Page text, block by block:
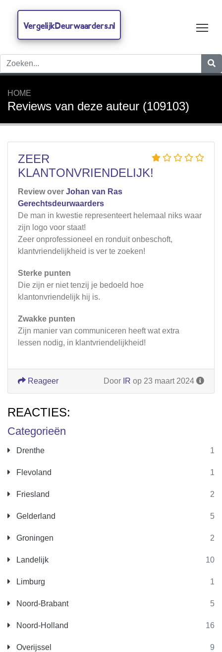
VergelijkDeurwaarders.nl
HOME
Reviews van deze auteur (109103)
Categorieën
Drenthe 1
Flevoland 1
Friesland 2
Gelderland 5
Groningen 2
Landelijk 10
Limburg 1
Noord-Brabant 5
Noord-Holland 16
Overijssel 9
ZEER
KLANTONVRIENDELIJK!
Review over Johan van Ras
Gerechtsdeurwaarders
De man in kwestie representeert helemaal niks waar
zijn logo voor staat!
Zeer onprofessioneel en ronduit onbeschoft,
klantvriendelijkheid is ver te zoeken!
Sterke punten
Die zijn er niet tenzij je bedoeld hoe
klantonvriendelijk hij is.
Zwakke punten
Zijn manier van communiceren heeft wat extra
lessen nodig, in klantvriendelijkheid!
Door IR op 23 maart 2024
Reageer
REACTIES: